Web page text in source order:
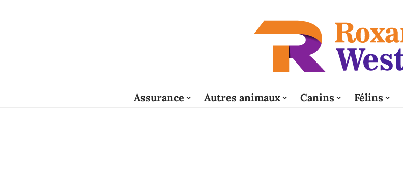
Assurance Autres animaux Canins Félins